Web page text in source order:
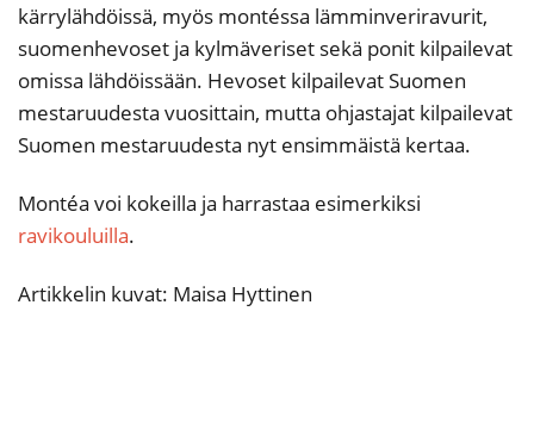
kärrylähdöissä, myös montéssa lämminveriravurit,
suomenhevoset ja kylmäveriset sekä ponit kilpailevat
omissa lähdöissään. Hevoset kilpailevat Suomen
mestaruudesta vuosittain, mutta ohjastajat kilpailevat
Suomen mestaruudesta nyt ensimmäistä kertaa.
Montéa voi kokeilla ja harrastaa esimerkiksi
ravikouluilla.
Artikkelin kuvat: Maisa Hyttinen